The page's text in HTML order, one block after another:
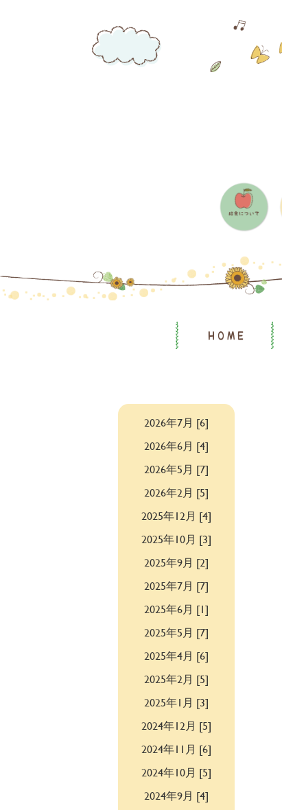
HOME
2026年7月 [6]
2026年6月 [4]
2026年5月 [7]
2026年2月 [5]
2025年12月 [4]
2025年10月 [3]
2025年9月 [2]
2025年7月 [7]
2025年6月 [1]
2025年5月 [7]
2025年4月 [6]
2025年2月 [5]
2025年1月 [3]
2024年12月 [5]
2024年11月 [6]
2024年10月 [5]
2024年9月 [4]